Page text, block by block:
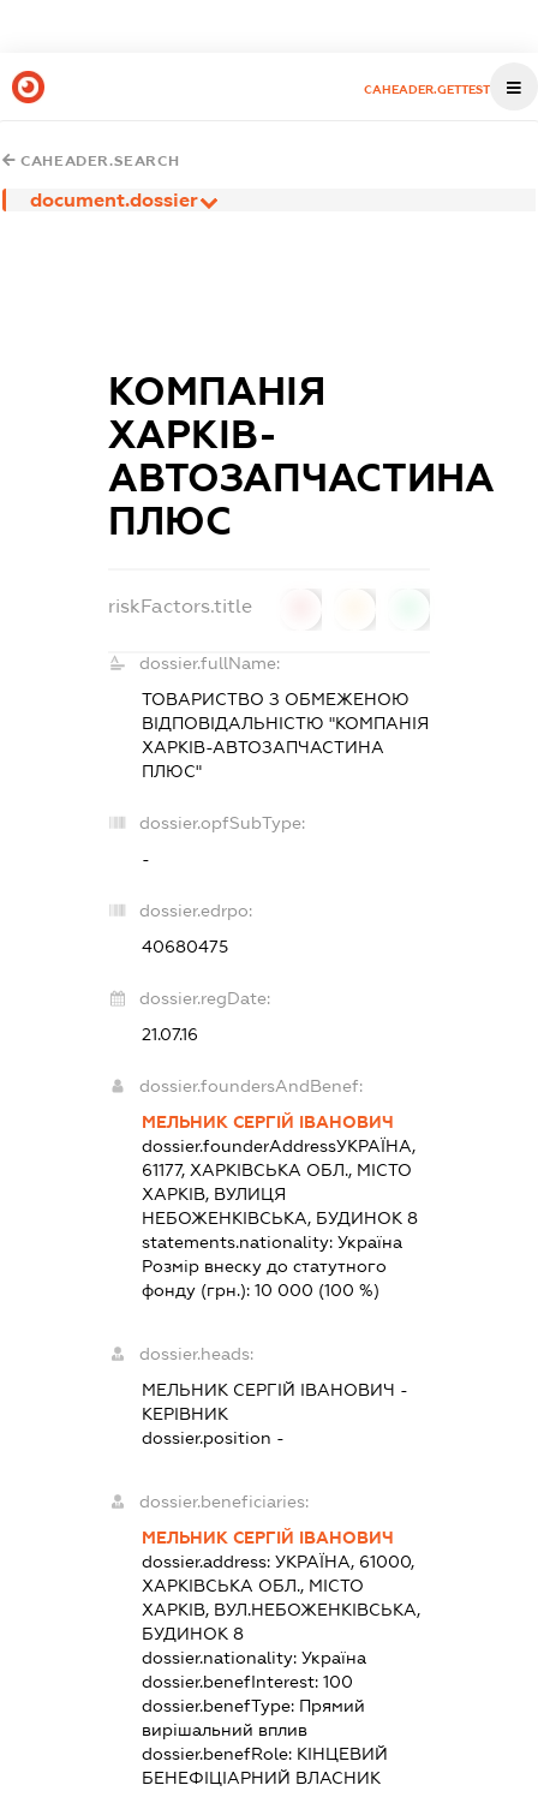
CAHEADER.GETTEST
CAHEADER.SEARCH
document.dossier
КОМПАНІЯ
ХАРКІВ-
АВТОЗАПЧАСТИНА
ПЛЮС
riskFactors.title
dossier.fullName:
ТОВАРИСТВО З ОБМЕЖЕНОЮ
ВІДПОВІДАЛЬНІСТЮ "КОМПАНІЯ
ХАРКІВ-АВТОЗАПЧАСТИНА
ПЛЮС"
dossier.opfSubType:
-
dossier.edrpo:
40680475
dossier.regDate:
21.07.16
dossier.foundersAndBenef:
МЕЛЬНИК СЕРГІЙ ІВАНОВИЧ
dossier.founderAddressУКРАЇНА,
61177, ХАРКІВСЬКА ОБЛ., МІСТО
ХАРКІВ, ВУЛИЦЯ
НЕБОЖЕНКІВСЬКА, БУДИНОК 8
statements.nationality:Україна
Розмір внеску до статутного
фонду (грн.):10 000 (100 %)
dossier.heads:
МЕЛЬНИК СЕРГІЙ ІВАНОВИЧ -
КЕРІВНИК
dossier.position -
dossier.beneficiaries:
МЕЛЬНИК СЕРГІЙ ІВАНОВИЧ
dossier.address:УКРАЇНА, 61000,
ХАРКІВСЬКА ОБЛ., МІСТО
ХАРКІВ, ВУЛ.НЕБОЖЕНКІВСЬКА,
БУДИНОК 8
dossier.nationality:Україна
dossier.benefInterest:100
dossier.benefType: Прямий
вирішальний вплив
dossier.benefRole: КІНЦЕВИЙ
БЕНЕФІЦІАРНИЙ ВЛАСНИК